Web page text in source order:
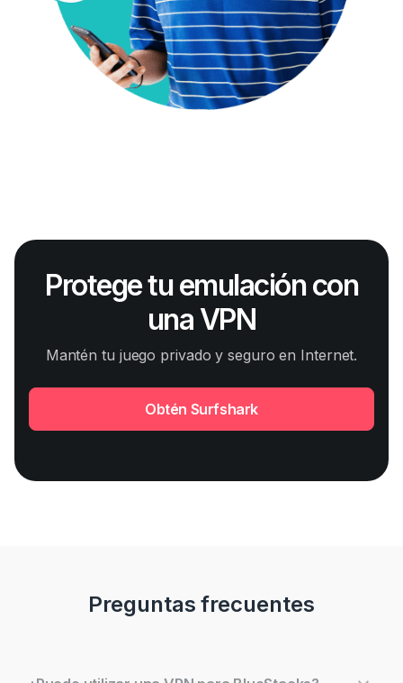
Protege tu emulación con
una VPN
Mantén tu juego privado y seguro en Internet.
Obtén Surfshark
Preguntas frecuentes